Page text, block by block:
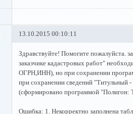
13.10.2015 00:10:11
Здравствуйте! Помогите пожалуйста.
заказчике кадастровых работ"
ОГРН,ИНН), но при сохранении
при сохранении сведений "Титульный
(сформировано программой "Полигон:
Ошибка: 1. Некорректно заполнена